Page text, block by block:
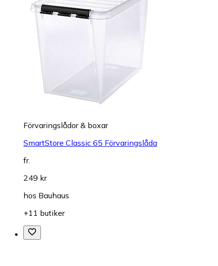
Förvaringslådor & boxar
SmartStore Classic 65 Förvaringslåda
fr.
249 kr
hos Bauhaus
+11 butiker